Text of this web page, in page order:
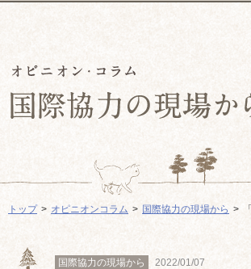
トップ オピニオンコラム 国際協力の現場から
国際協力の現場から 2022/01/07